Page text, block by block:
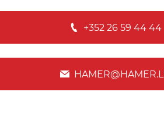
+352 26 59 44 44